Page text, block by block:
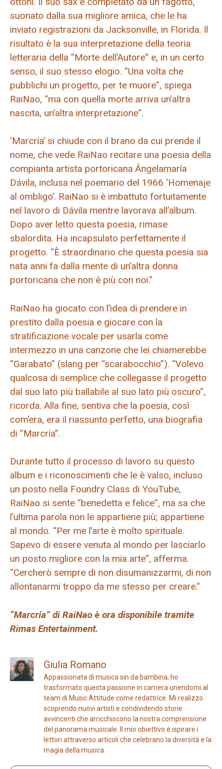
suonato dalla sua migliore amica, che le ha
inviato registrazioni da Jacksonville, in Florida. Il
risultato è la sua interpretazione della teoria
letteraria della “Morte dell’Autore” e, in un certo
senso, il suo stesso elogio. “Una volta che
pubblichi un progetto, per te muore”, spiega
RaiNao, “ma con quella morte arriva un’altra
nascita, un’altra interpretazione”.
‘Marcría’ si chiude con il brano da cui prende il
nome, che vede RaiNao recitare una poesia della
compianta artista portoricana Ángelamaría
Dávila, inclusa nel poemario del 1966 ‘Homenaje
al ombligo’. RaiNao si è imbattuto fortuitamente
nel lavoro di Dávila mentre lavorava all’album.
Dopo aver letto questa poesia, rimase
sbalordita. Ha incapsulato perfettamente il
progetto. “È straordinario che questa poesia sia
nata anni fa dalla mente di un’altra donna
portoricana che non è più con noi.”
RaiNao ha giocato con l’idea di prendere in
prestito dalla poesia e giocare con la
stratificazione vocale per usarla come
intermezzo in una canzone che lei chiamerebbe
“Garabato” (slang per “scarabocchio”). “Volevo
qualcosa di semplice che collegasse il progetto
dal suo lato più ballabile al suo lato più oscuro”,
ricorda. Alla fine, sentiva che la poesia, così
com’era, era il riassunto perfetto, una biografia
di “Marcría”.
Durante tutto il processo di lavoro su questo
album e i riconoscimenti che le è valso, incluso
un posto nella Foundry Class di YouTube,
RaiNao si sente “benedetta e felice”, ma sa che
l’ultima parola non le appartiene più; appartiene
al mondo. “Per me l’arte è molto spirituale.
Sapevo di essere venuta al mondo per lasciarlo
un posto migliore con la mia arte”, afferma.
“Cercherò sempre di non disumanizzarmi, di non
allontanarmi troppo da me stesso per creare.”
“Marcría” di RaiNao è ora disponibile tramite
Rimas Entertainment.
Giulia Romano
Appassionata di musica sin da bambina, ho
trasformato questa passione in carriera unendomi al
team di Music Attitude come redattrice. Mi realizzo
scoprendo nuovi artisti e condividendo storie
avvincenti che arricchiscono la nostra comprensione
del panorama musicale. Il mio obiettivo è ispirare i
lettori attraverso articoli che celebrano la diversità e la
magia della musica.